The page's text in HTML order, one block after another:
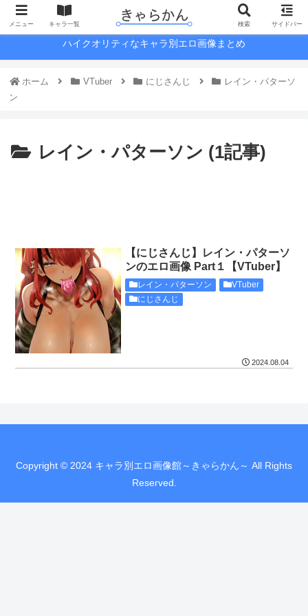
ハイクオリティなキャラ別エロ画像まとめ
ホーム VTuber にじさんじ
レイン・パターソ
ン
レイン・パターソン (1記事)
【にじさんじ】レイン・パターソ
ンのエロ画像 Part１【VTuber】
レイン・パターソン
VTuber
にじさんじ
2024.08.04
Copyright © 2024 キャラ別エロ画像館～きゃらかん～ All Rights
Reserved.
メニュー キャラ一覧 検索 サイドバー